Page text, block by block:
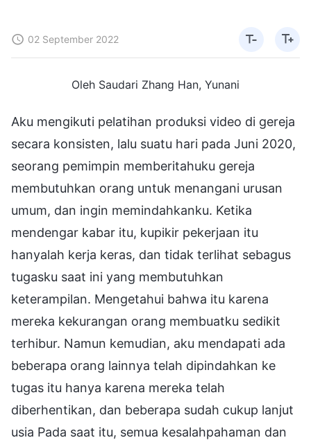
02 September 2022
Oleh Saudari Zhang Han, Yunani
Aku mengikuti pelatihan produksi video di gereja
secara konsisten, lalu suatu hari pada Juni 2020,
seorang pemimpin memberitahuku gereja
membutuhkan orang untuk menangani urusan
umum, dan ingin memindahkanku. Ketika
mendengar kabar itu, kupikir pekerjaan itu
hanyalah kerja keras, dan tidak terlihat sebagus
tugasku saat ini yang membutuhkan
keterampilan. Mengetahui bahwa itu karena
mereka kekurangan orang membuatku sedikit
terhibur. Namun kemudian, aku mendapati ada
beberapa orang lainnya telah dipindahkan ke
tugas itu hanya karena mereka telah
diberhentikan, dan beberapa sudah cukup lanjut
usia Pada saat itu, semua kesalahpahaman dan